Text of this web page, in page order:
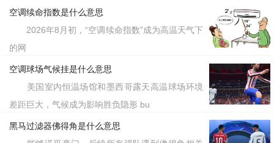
空调续命指数是什么意思
2026年8月初，“空调续命指数”成为高温天气下
的网
空调球场气候挂是什么意思
美国室内恒温场馆和墨西哥露天高温球场环境
差距巨大，气候成为影响胜负隐形 bu
黑马过滤器佛得角是什么意思